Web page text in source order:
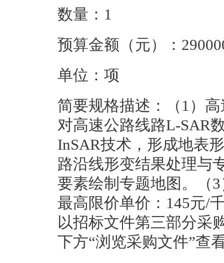
数量： 1
预算金额（元）：
单位： 项
简要规格描述：
（1）
对高速公路线路L-SAR
InSAR技术，形成地表
路沿线形变结果处理与
要素绘制专题地图。（
最高限价单价：145元/
以招标文件第三部分采
下方“浏览采购文件”查